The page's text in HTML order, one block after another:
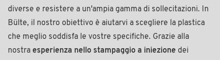
diverse e resistere a un'ampia gamma di sollecitazioni. In
Bülte, il nostro obiettivo è aiutarvi a scegliere la plastica
che meglio soddisfa le vostre specifiche. Grazie alla
nostra esperienza nello stampaggio a iniezione dei